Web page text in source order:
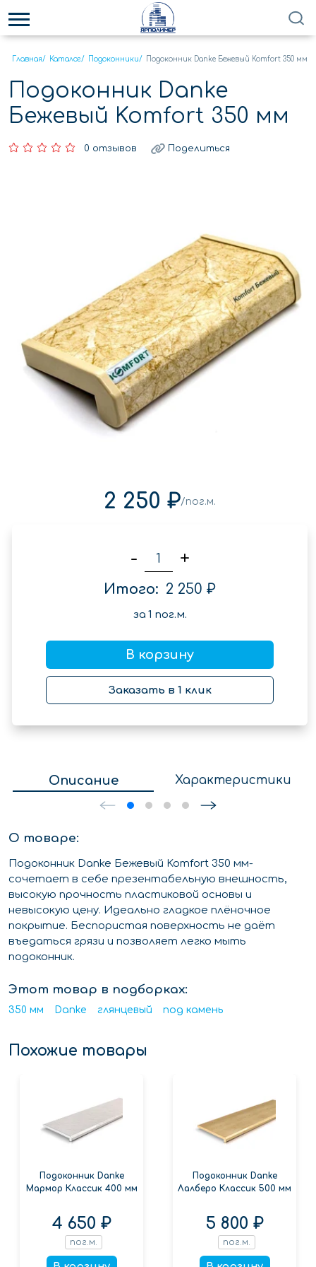
Главная/ Каталог/ Подоконники/ Подоконник Danke Бежевый Komfort 350 мм
Подоконник Danke
Бежевый Komfort 350 мм
0 отзывов Поделиться
2 250 ₽/пог.м.
- +
Итого: 2 250 ₽
за 1 пог.м.
В корзину
Заказать в 1 клик
Описание Характеристики
О товаре:
Подоконник Danke Бежевый Komfort 350 мм-
сочетает в себе презентабельную внешность,
высокую прочность пластиковой основы и
невысокую цену. Идеально гладкое плёночное
покрытие. Беспористая поверхность не даёт
въедаться грязи и позволяет легко мыть
подоконник.
Этот товар в подборках:
350 мм Danke глянцевый под камень
Похожие товары
Подоконник Danke
Мармор Классик 400 мм
4 650 ₽
пог.м.
Подоконник Danke
Лалберо Классик 500 мм
5 800 ₽
пог.м.